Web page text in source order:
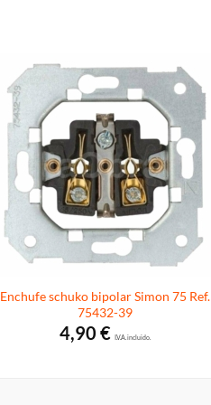
Enchufe schuko bipolar Simon 75 Ref.
75432-39
4,90€ I.V.A. incluido.